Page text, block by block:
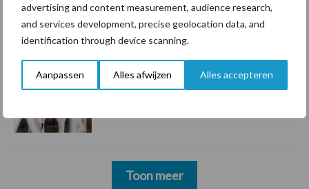
advertising and content measurement, audience research,
and services development, precise geolocation data, and
identification through device scanning.
Aanpassen Alles afwijzen Alles accepteren
Voorkeur voor eigen mechanisatie:
zelf doen waar het kan, uitbesteden
31 jul
Door deze stappen te volgen kiest u
Toon meer